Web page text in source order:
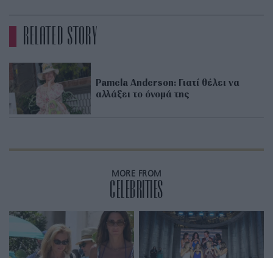
RELATED STORY
Pamela Anderson: Γιατί θέλει να
αλλάξει το όνομά της
MORE FROM
CELEBRITIES